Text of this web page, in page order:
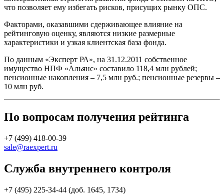
что позволяет ему избегать рисков, присущих рынку ОПС.
Факторами, оказавшими сдерживающее влияние на
рейтинговую оценку, являются низкие размерные
характеристики и узкая клиентская база фонда.
По данным «Эксперт РА», на 31.12.2011 собственное
имущество НПФ «Альянс» составило 118,4 млн рублей;
пенсионные накопления – 7,5 млн руб.; пенсионные резервы –
10 млн руб.
По вопросам получения рейтинга
+7 (499) 418-00-39
sale@raexpert.ru
Служба внутреннего контроля
+7 (495) 225-34-44 (доб. 1645, 1734)